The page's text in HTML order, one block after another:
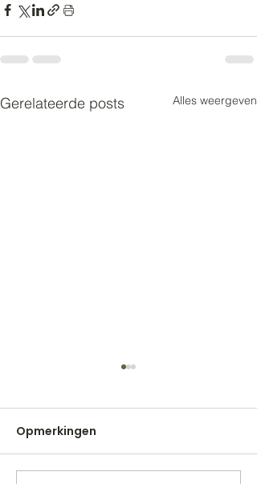
Gerelateerde posts Alles weergeven
Opmerkingen